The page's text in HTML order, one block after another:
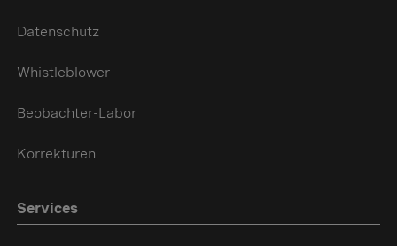
Datenschutz
Whistleblower
Beobachter-Labor
Korrekturen
Services